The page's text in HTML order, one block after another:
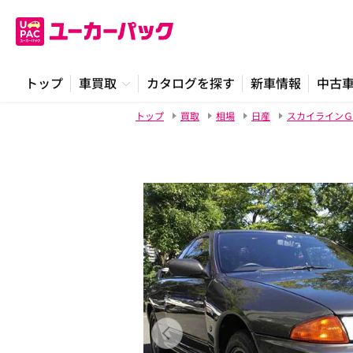
トップ 車買取 カタログを探す 新車情報 中古
トップ 買取 相場 日産 スカイライン